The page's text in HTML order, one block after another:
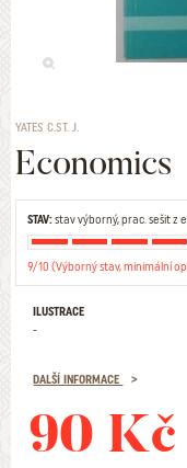
YATES C.ST. J.
Economics
STAV:stav výborný, prac. sešit z
9/10 (Výborný stav, minimální
ILUSTRACE
-
DALŠÍ INFORMACE
90 Kč